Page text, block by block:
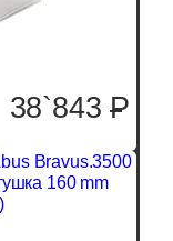
38`843P
Bravus.3500
160 mm